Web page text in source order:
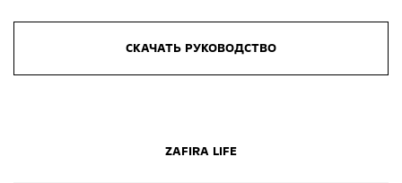
СКАЧАТЬ РУКОВОДСТВО
ZAFIRA LIFE